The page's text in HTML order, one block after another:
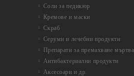
Соли за педикюр
Кремове и маски
Скраб
Серуми и лечебни продукти
Препарати за премахване
Антибактериални продукти
Аксесоари и др.